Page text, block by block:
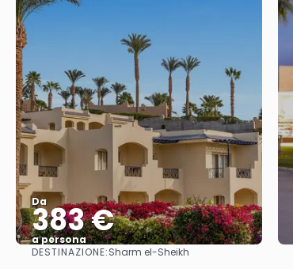
Da
383 €
a persona
Vedere
DESTINAZIONE:Sharm el-Sheikh